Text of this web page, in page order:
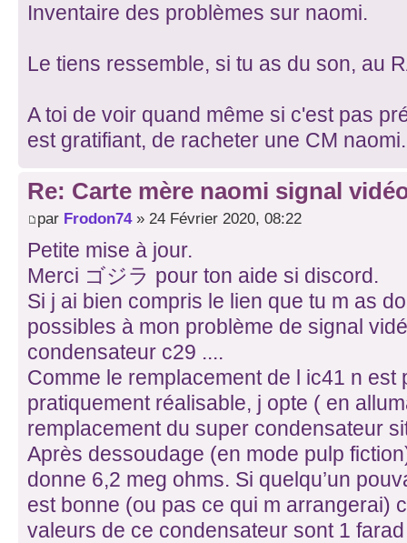
Inventaire des problèmes sur naomi.
Le tiens ressemble, si tu as du son, au
A toi de voir quand même si c'est pas
est gratifiant, de racheter une CM naomi.
Re: Carte mère naomi signal
par Frodon74» 24 Février 2020, 08:22
Petite mise à jour.
Merci ゴジラ pour ton aide si discord.
Si j ai bien compris le lien que tu m as
possibles à mon problème de signal
condensateur c29 ....
Comme le remplacement de l ic41 n est
pratiquement réalisable, j opte ( en
remplacement du super condensateur
Après dessoudage (en mode pulp
donne 6,2 meg ohms. Si quelqu’un
est bonne (ou pas ce qui m arrangerai)
valeurs de ce condensateur sont 1